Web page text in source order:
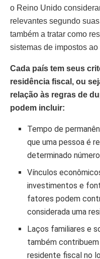
o Reino Unido
relevantes segundo
também a tratar como
sistemas de impostos ao
Cada país tem seus
residência fiscal, ou
relação às regras de
podem incluir:
Tempo de
que uma pessoa é
determinado
Vínculos
investimentos e
fatores podem
considerada uma
Laços familiares e
também
residente fiscal no